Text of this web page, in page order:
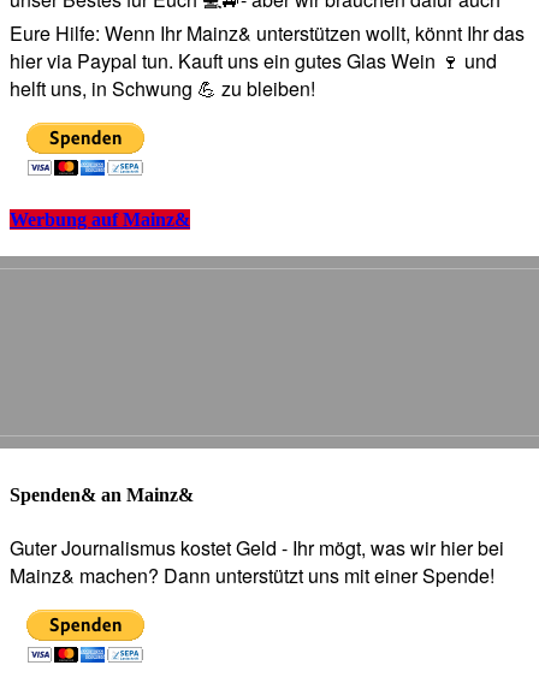
Eure Hilfe: Wenn Ihr Mainz& unterstützen wollt, könnt Ihr das
hier via Paypal tun. Kauft uns ein gutes Glas Wein 🍷 und
helft uns, in Schwung 💪 zu bleiben!
Werbung auf Mainz&
Spenden& an Mainz&
Guter Journalismus kostet Geld - Ihr mögt, was wir hier bei
Mainz& machen? Dann unterstützt uns mit einer Spende!